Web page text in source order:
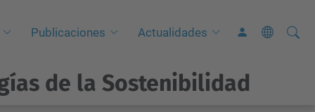
Publicaciones Actualidades
B
de la Sostenibilidad